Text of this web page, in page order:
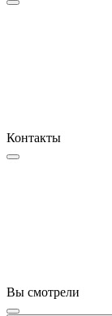
Контакты
Вы смотрели